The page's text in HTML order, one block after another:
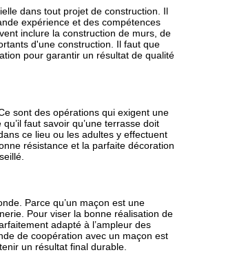
dans tout projet de construction. Il
expérience et des compétences
inclure la construction de murs, de
d'une construction. Il faut que
pour garantir un résultat de qualité
sont des opérations qui exigent une
faut savoir qu’une terrasse doit
ce lieu ou les adultes y effectuent
résistance et la parfaite décoration
Parce qu’un maçon est une
Pour viser la bonne réalisation de
adapté à l’ampleur des
de coopération avec un maçon est
un résultat final durable.